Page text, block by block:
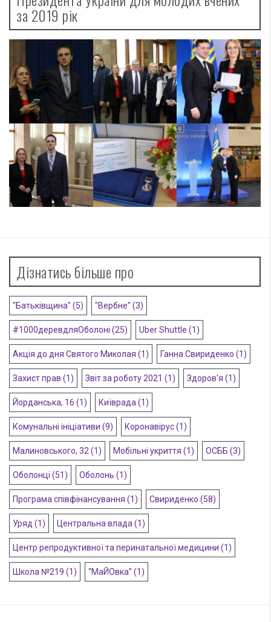
за 2019 рік
Дізнатись більше про
"Батьківщина" (5) "Вербне" (3)
#1000деревдляОболоні (25) Uber Shuttle (1)
Акція до дня Святого Миколая (1) Ганна Свириденко (1)
Захист прав (1) Звіт за роботу 2021 (1) Здоров'я (1)
Йорданська, 16 (1) Київрада(1)
Комунальні ініціативи (9) Коронавірус(1)
Малиновського, 32(1) Мобільні укриття (1) ОСББ (3)
Оболонці (51) Оболонь (1)
Програма співфінансування (1) Свириденко (58)
Уряд (1) Центральна влада(1)
Центр репродуктивної та перинатальної медицини (1)
Школа №219 (1) “МаЙОвка” (1)